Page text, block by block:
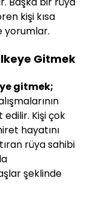
kişi kısa
yorumlar.
Gitmek
gitmek;
Kişi çok
hayatını
rüya sahibi
şeklinde